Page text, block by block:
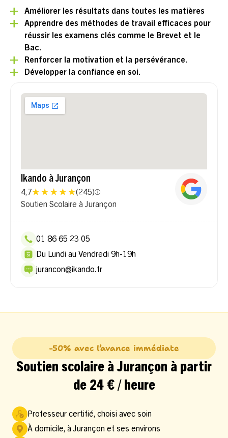
Améliorer les résultats dans toutes les matières
Apprendre des méthodes de travail efficaces pour
réussir les examens clés comme le Brevet et le
Bac.
Renforcer la motivation et la persévérance.
Développer la confiance en soi.
Ikando à Jurançon
4,7 (245)
Soutien Scolaire à Jurançon
01 86 65 23 05
Du Lundi au Vendredi 9h-19h
jurancon@ikando.fr
-50% avec l’avance immédiate
Soutien scolaire à Jurançon à partir
de 24 € / heure
Professeur certifié, choisi avec soin
À domicile, à Jurançon et ses environs